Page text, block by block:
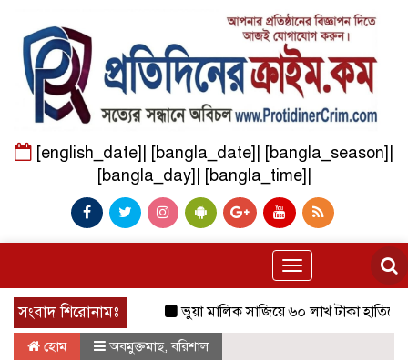
[english_date]| [bangla_date]| [bangla_season]|
[bangla_day]| [bangla_time]|
Toggle
navigation
সংবাদ শিরোনামঃ ভুয়া মালিক সাজিয়ে ৬০ লাখ টাকা হাতিয়ে
হোম অবমুক্তমাছ,বরিশাল